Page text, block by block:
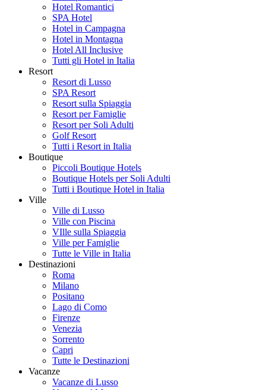
Hotel Romantici
SPA Hotel
Hotel in Campagna
Hotel in Montagna
Hotel All Inclusive
Tutti gli Hotel in Italia
Resort
Resort di Lusso
SPA Resort
Resort sulla Spiaggia
Resort per Famiglie
Resort per Soli Adulti
Golf Resort
Tutti i Resort in Italia
Boutique
Piccoli Boutique Hotels
Boutique Hotels per Soli Adulti
Tutti i Boutique Hotel in Italia
Ville
Ville di Lusso
Ville con Piscina
VIlle sulla Spiaggia
Ville per Famiglie
Tutte le Ville in Italia
Destinazioni
Roma
Milano
Positano
Lago di Como
Firenze
Venezia
Sorrento
Capri
Tutte le Destinazioni
Vacanze
Vacanze di Lusso